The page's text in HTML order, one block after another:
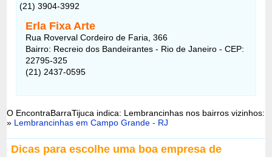
(21) 3904-3992
Erla Fixa Arte
Rua Roverval Cordeiro de Faria, 366
Bairro: Recreio dos Bandeirantes - Rio de Janeiro - CEP:
22795-325
(21) 2437-0595
O EncontraBarraTijuca indica: Lembrancinhas nos bairros vizinhos:
» Lembrancinhas em Campo Grande - RJ
Dicas para escolhe uma boa empresa de